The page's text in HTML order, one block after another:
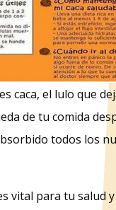
caca, el lulo que
de tu comida
todos los
vital para tu salud